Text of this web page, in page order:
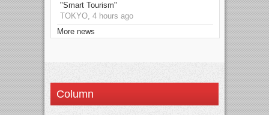
"Smart Tourism"
TOKYO, 4 hours ago
More news
Column